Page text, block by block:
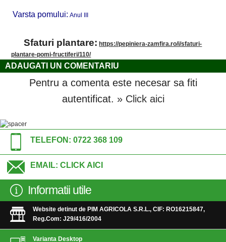
Varsta pomului: Anul III
Sfaturi plantare: https://pepiniera-zamfira.ro/i/sfaturi-
plantare-pomi-fructiferi/110/
ADAUGATI UN COMENTARIU
Pentru a comenta este necesar sa fiti
autentificat. » Click aici
TELEFON: 0722 368 109
EMAIL: CLICK AICI
Informatii utile
Website detinut de PIM AGRICOLA S.R.L., CIF: RO16215847,
Reg.Com: J29/416/2004
Varianta Desktop